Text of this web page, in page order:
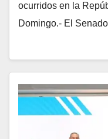
ocurridos en la
Domingo.- El